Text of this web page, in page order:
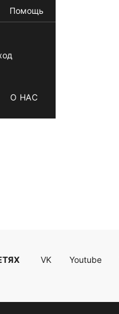
Помощь
О НАС
VK Youtube